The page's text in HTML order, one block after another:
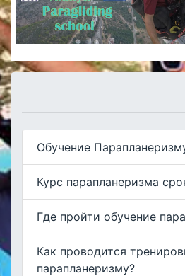
Обучение
Курс парапланеризма
Где пройти обучение
Как проводится
парапланеризму?